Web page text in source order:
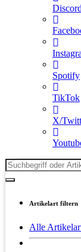
Discord
Spotify
TikTok
X/
Artikelart filtern
Alle